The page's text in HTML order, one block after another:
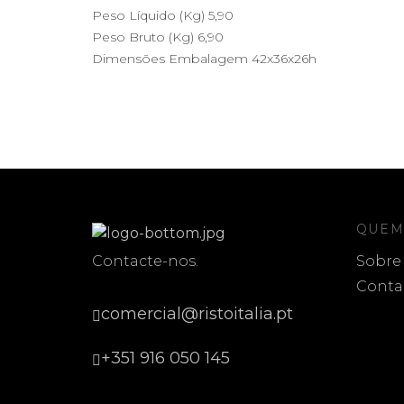
Peso Líquido (Kg) 5,90
Peso Bruto (Kg) 6,90
Dimensões Embalagem 42x36x26h
Contacte-nos.
comercial@ristoitalia.pt
+351 916 050 145
Sobre